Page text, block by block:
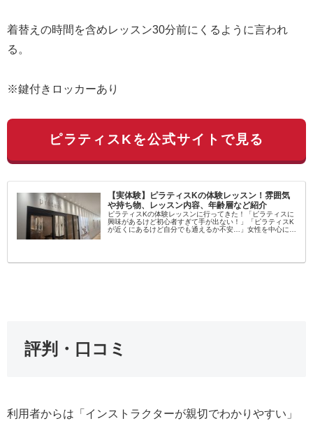
着替えの時間を含めレッスン30分前にくるように言われ
る。
※鍵付きロッカーあり
ピラティスKを公式サイトで見る
【実体験】ピラティスKの体験レッスン！雰囲気
や持ち物、レッスン内容、年齢層など紹介
ピラティスKの体験レッスンに行ってきた！「ピラティスに
興味があるけど初心者すぎて手が出ない！」「ピラティスK
が近くにあるけど自分でも通えるか不安…」女性を中心に大
評判・口コミ
利用者からは「インストラクターが親切でわかりやすい」